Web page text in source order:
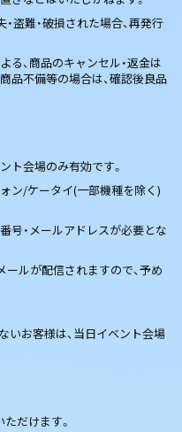
盗難・破損された場合、再発行
、商品のキャンセル・返金は
品不備等の場合は、確認後良品
ト会場のみ有効です。
ン/ケータイ(一部機種を除く)
号・メールアドレスが必要とな
ルが配信されますので、予め
お客様は、当日イベント会場
だけます。